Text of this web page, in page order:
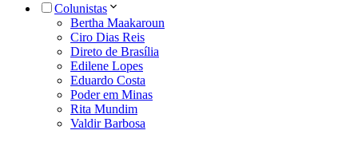
Colunistas
Bertha Maakaroun
Ciro Dias Reis
Direto de Brasília
Edilene Lopes
Eduardo Costa
Poder em Minas
Rita Mundim
Valdir Barbosa